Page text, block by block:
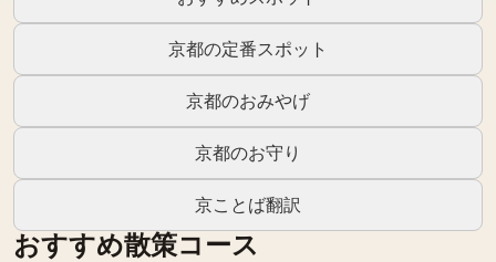
京都の定番スポット
京都のおみやげ
京都のお守り
京ことば翻訳
おすすめ散策コース